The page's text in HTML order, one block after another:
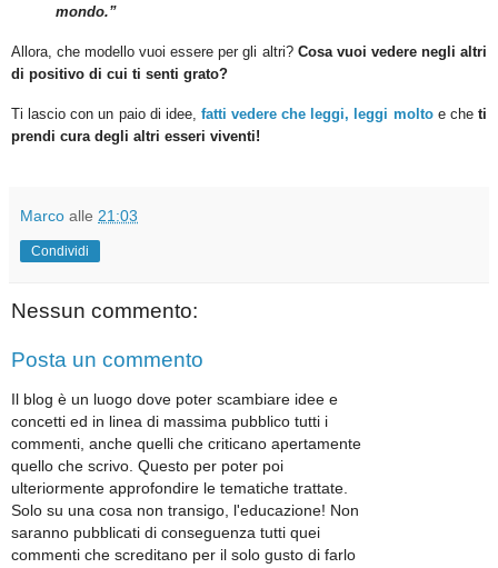
mondo.”
Allora, che modello vuoi essere per gli altri? Cosa vuoi vedere negli altri
di positivo di cui ti senti grato?
Ti lascio con un paio di idee, fatti vedere che leggi, leggi moltoe cheti
prendi cura degli altri esseri viventi!
Marco alle 21:03
Condividi
Nessun commento:
Posta un commento
Il blog è un luogo dove poter scambiare idee e
concetti ed in linea di massima pubblico tutti i
commenti, anche quelli che criticano apertamente
quello che scrivo. Questo per poter poi
ulteriormente approfondire le tematiche trattate.
Solo su una cosa non transigo, l'educazione! Non
saranno pubblicati di conseguenza tutti quei
commenti che screditano per il solo gusto di farlo